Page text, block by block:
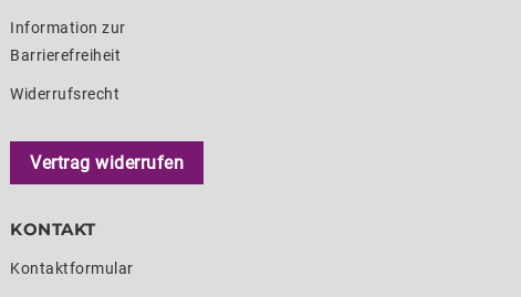
Information zur
Barrierefreiheit
Widerrufsrecht
Vertrag widerrufen
KONTAKT
Kontaktformular